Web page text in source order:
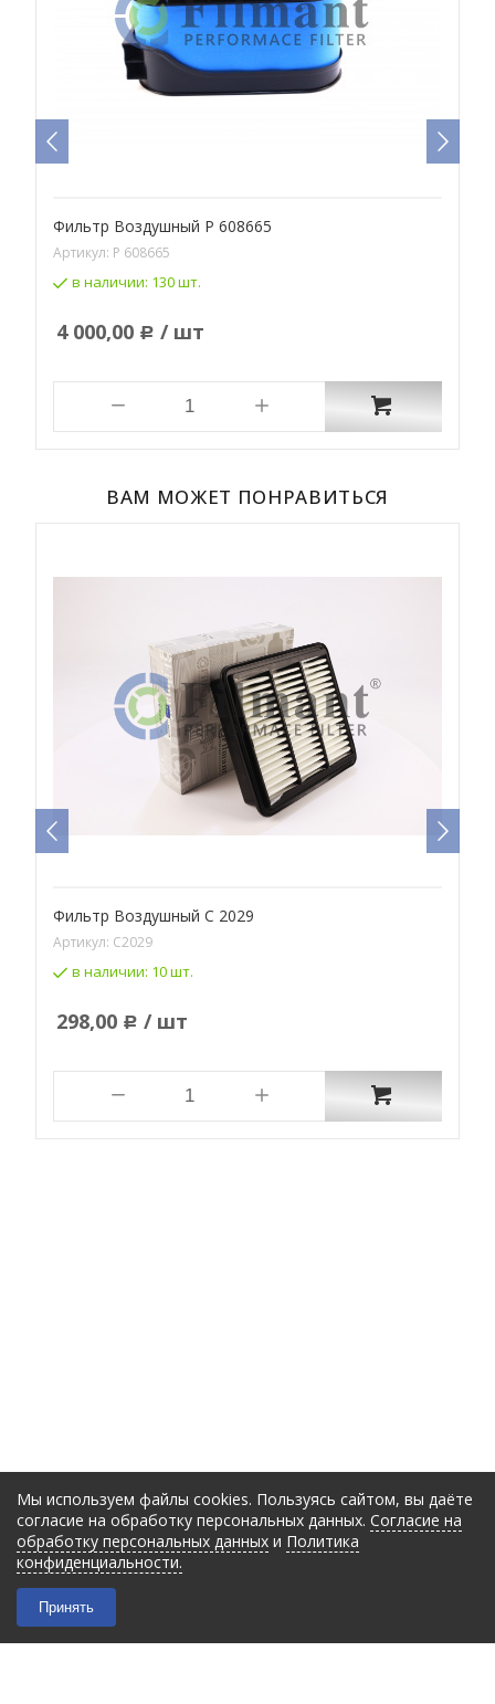
Фильтр Воздушный P 608665
Артикул: P 608665
в наличии: 130 шт.
4 000,00 Р / шт
ВАМ МОЖЕТ ПОНРАВИТЬСЯ
Фильтр Воздушный C 2029
Артикул: C2029
в наличии: 10 шт.
298,00 Р / шт
Мы используем файлы cookies. Пользуясь сайтом, вы даёте
согласие на обработку персональных данных. Согласие на
обработку персональных данных и Политика
конфиденциальности.
Принять